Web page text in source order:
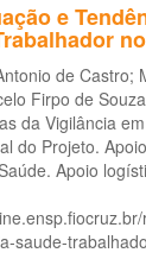
e
de Castro;
Firpo de
da Vigilância
do Projeto.
Apoio
saude-